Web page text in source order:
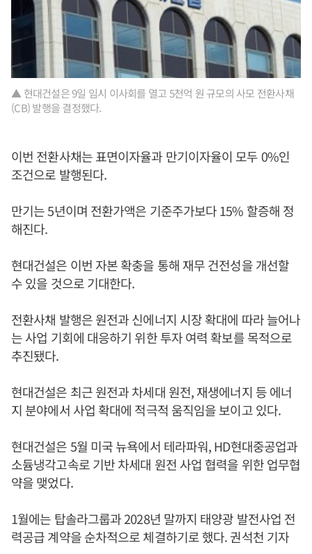
▲ 현대건설은 9일 임시 이사회를 열고 5천억 원 규모의 사모 전환사채
(CB) 발행을 결정했다.
이번 전환사채는 표면이자율과 만기이자율이 모두 0%인
조건으로 발행된다.
만기는 5년이며 전환가액은 기준주가보다 15% 할증해 정
해진다.
현대건설은 이번 자본 확충을 통해 재무 건전성을 개선할
수 있을 것으로 기대한다.
전환사채 발행은 원전과 신에너지 시장 확대에 따라 늘어나
는 사업 기회에 대응하기 위한 투자 여력 확보를 목적으로
추진됐다.
현대건설은 최근 원전과 차세대 원전, 재생에너지 등 에너
지 분야에서 사업 확대에 적극적 움직임을 보이고 있다.
현대건설은 5월 미국 뉴욕에서 테라파워, HD현대중공업과
소듐냉각고속로 기반 차세대 원전 사업 협력을 위한 업무협
약을 맺었다.
1월에는 탑솔라그룹과 2028년 말까지 태양광 발전사업 전
력공급 계약을 순차적으로 체결하기로 했다. 권석천 기자